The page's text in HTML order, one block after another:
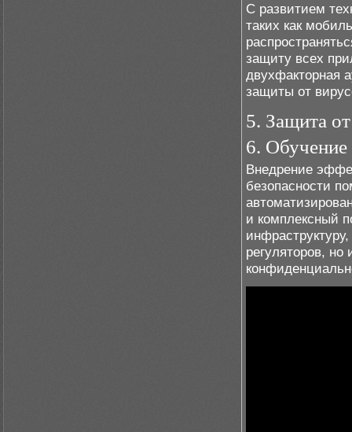
С развитием
таких как
защиту всех
двухфакторная
защиты от
5. Защита
6. Обучение
Внедрение
безопасности
и комплексный
регуляторов,